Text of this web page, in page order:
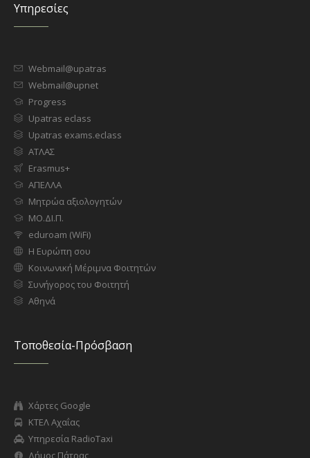
Υπηρεσίες
Webmail@upatras
Webmail@upnet
Progress
Upatras eclass
Upatras exams.eclass
ΑΤΛΑΣ
Erasmus+
ΑΠΕΛΛΑ
Μητρώα αξιολογητών
ΜΟ.ΔΙ.Π.
eduroam (WiFi)
Η Ευρώπη σου
Κοινωνική Μέριμνα Φοιτητών
Συνήγορος του Φοιτητή
Αθηνά
Τοποθεσία-Πρόσβαση
Χάρτες Google
ΚΤΕΛ Αχαΐας
Υπηρεσία RadioTaxi